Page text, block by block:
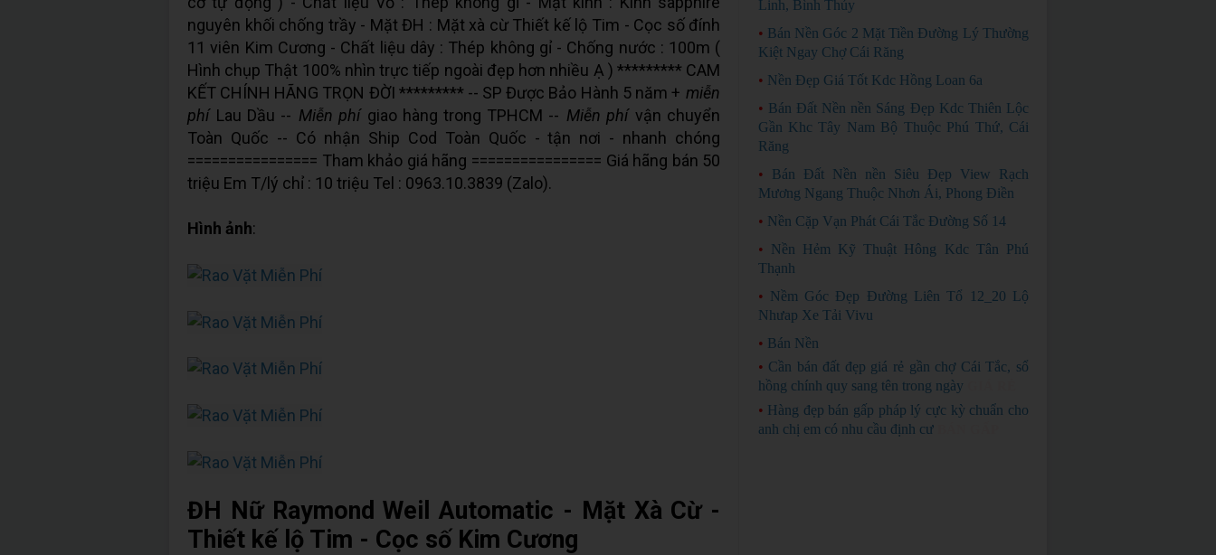
nguyên khối chống trầy - Mặt ĐH : Mặt xà cừ Thiết kế lộ Tim - Cọc số đính
11 viên Kim Cương - Chất liệu dây : Thép không gỉ - Chống nước : 100m (
Hình chụp Thật 100% nhìn trực tiếp ngoài đẹp hơn nhiều Ạ ) ********* CAM
KẾT CHÍNH HÃNG TRỌN ĐỜI ********* -- SP Được Bảo Hành 5 năm + miễn
phí Lau Dầu -- Miễn phí giao hàng trong TPHCM -- Miễn phí vận chuyển
Toàn Quốc -- Có nhận Ship Cod Toàn Quốc - tận nơi - nhanh chóng
================ Tham khảo giá hãng ================ Giá hãng bán 50
triệu Em T/lý chỉ : 10 triệu Tel : 0963.10.3839 (Zalo).
Hình ảnh:
ĐH Nữ Raymond Weil Automatic - Mặt Xà Cừ -
Thiết kế lộ Tim - Cọc số Kim Cương
Linh, Bình Thủy
• Bán Nền Góc 2 Mặt Tiền Đường Lý Thường
Kiệt Ngay Chợ Cái Răng
• Nền Đẹp Giá Tốt Kdc Hồng Loan 6a
• Bán Đất Nền nền Sáng Đẹp Kdc Thiên Lộc
Gần Khc Tây Nam Bộ Thuộc Phú Thứ, Cái
Răng
• Bán Đất Nền nền Siêu Đẹp View Rạch
Mương Ngang Thuộc Nhơn Ái, Phong Điền
• Nền Cặp Vạn Phát Cái Tắc Đường Số 14
• Nền Hẻm Kỹ Thuật Hông Kdc Tân Phú
Thạnh
• Nềm Góc Đẹp Đường Liên Tổ 12_20 Lộ
Nhưap Xe Tải Vivu
• Bán Nền
• Cần bán đất đẹp giá rẻ gần chợ Cái Tắc, sổ
hồng chính quy sang tên trong ngày
• Hàng đẹp bán gấp pháp lý cực kỳ chuẩn cho
anh chị em có nhu cầu định cư